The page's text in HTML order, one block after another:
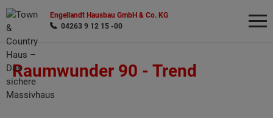
Engellandt Hausbau GmbH & Co. KG
04263 9 12 15 -00
Raumwunder 90 - Trend
Wonach möchten Sie suchen?